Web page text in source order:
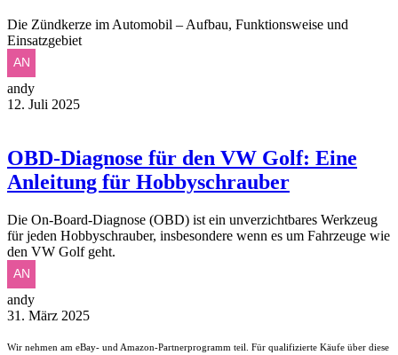
Die Zündkerze im Automobil – Aufbau, Funktionsweise und
Einsatzgebiet
andy
12. Juli 2025
OBD-Diagnose für den VW Golf: Eine
Anleitung für Hobbyschrauber
Die On-Board-Diagnose (OBD) ist ein unverzichtbares Werkzeug
für jeden Hobbyschrauber, insbesondere wenn es um Fahrzeuge wie
den VW Golf geht.
andy
31. März 2025
Wir nehmen am eBay- und Amazon-Partnerprogramm teil. Für qualifizierte Käufe über diese